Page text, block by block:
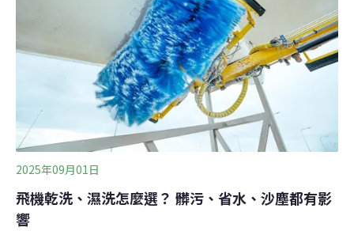
重要性。「這項挑戰是影響人們節約用水的絕佳方式，」
協助推動2023年世界最醜草坪大賽的美國女演員伍德莉
（Shailene Woodley）表示。維護綠油油的美麗草坪必須
耗費大量水資源。然而，水資源危機日益嚴重，聯合國教
科文組織（UNESCO）預測，2050年城市地區的缺水人
口將從2016年的9.3億人，大幅
2025年09月01日
飛機乾洗、濕洗怎麼選？ 髒污、省水、沙塵都有影
響